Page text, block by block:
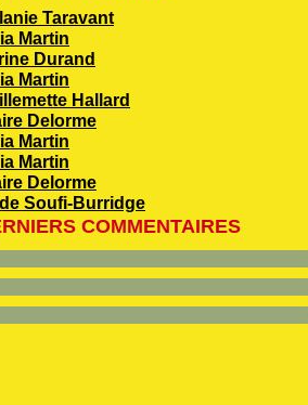
Taravant
Martin
Durand
Martin
Hallard
Delorme
Martin
Martin
Delorme
Soufi-Burridge
COMMENTAIRES